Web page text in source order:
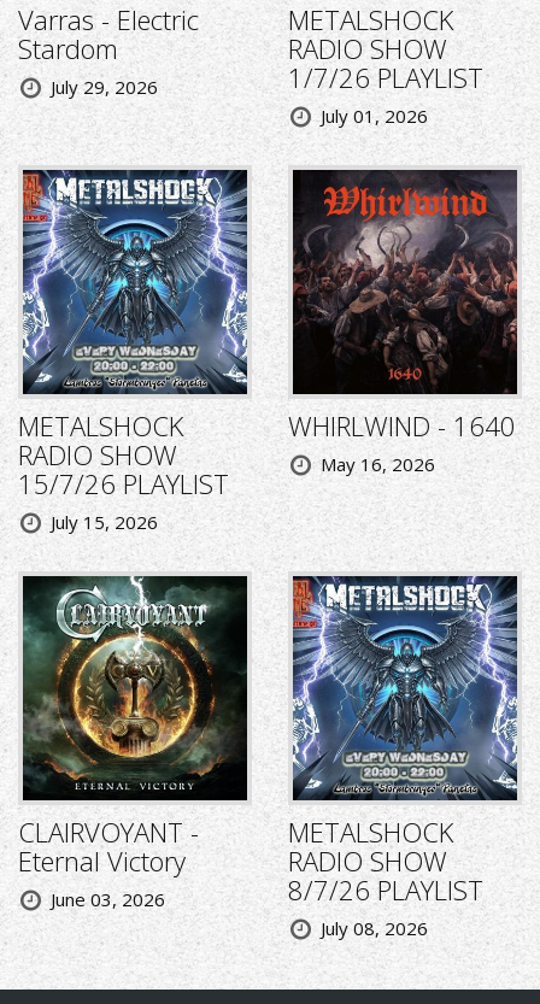
Varras - Electric
Stardom
July 29, 2026
METALSHOCK
RADIO SHOW
1/7/26 PLAYLIST
July 01, 2026
METALSHOCK
RADIO SHOW
15/7/26 PLAYLIST
July 15, 2026
WHIRLWIND - 1640
May 16, 2026
CLAIRVOYANT -
Eternal Victory
June 03, 2026
METALSHOCK
RADIO SHOW
8/7/26 PLAYLIST
July 08, 2026